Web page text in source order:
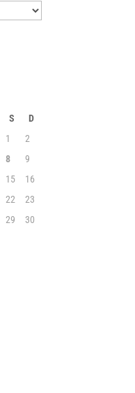
S
D
1
2
8
9
15
16
22
23
29
30